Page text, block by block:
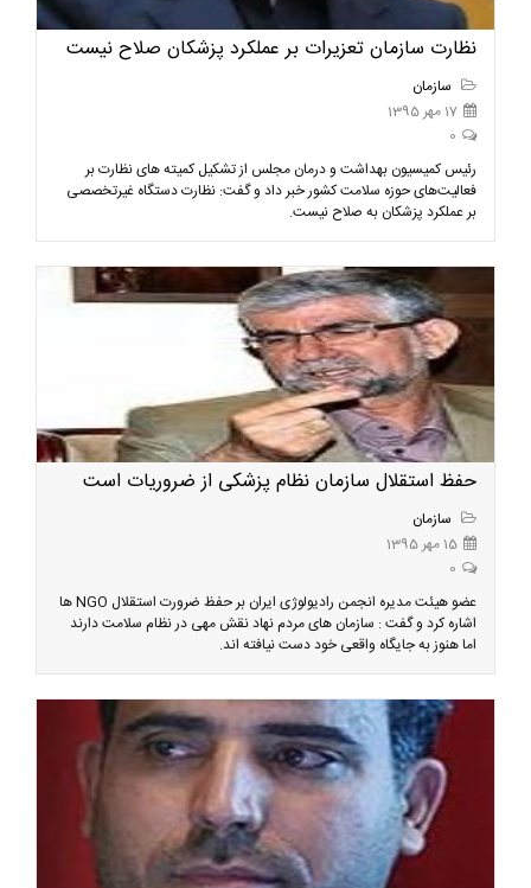
نظارت سازمان تعزیرات بر عملکرد پزشکان صلاح نیست
سازمان
17 مهر 1395
0
رئیس کمیسیون بهداشت و درمان مجلس از تشکیل کمیته های نظارت بر
فعالیت‌های حوزه سلامت کشور خبر داد و گفت: نظارت دستگاه غیرتخصصی
بر عملکرد پزشکان به صلاح نیست.
حفظ استقلال سازمان نظام پزشکی از ضروریات است
سازمان
15 مهر 1395
0
عضو هیئت مدیره انجمن رادیولوژی ایران بر حفظ ضرورت استقلال NGO ها
اشاره کرد و گفت : سازمان های مردم نهاد نقش مهی در نظام سلامت دارند
اما هنوز به جایگاه واقعی خود دست نیافته اند.